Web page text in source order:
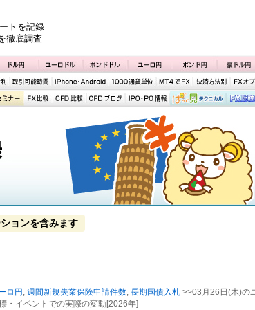
トを記録
徹底調査
ョンを含みます
ロ円 , 週間新規失業保険申請件数, 長期国債入札 >>03月26日(木)の
・イベントでの実際の変動[2026年]